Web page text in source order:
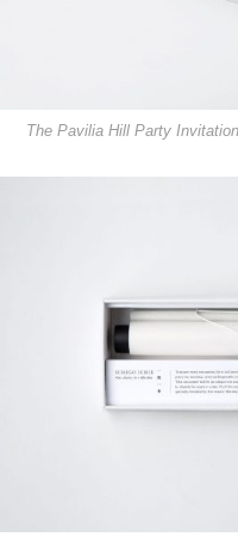
The Pavilia Hill Party